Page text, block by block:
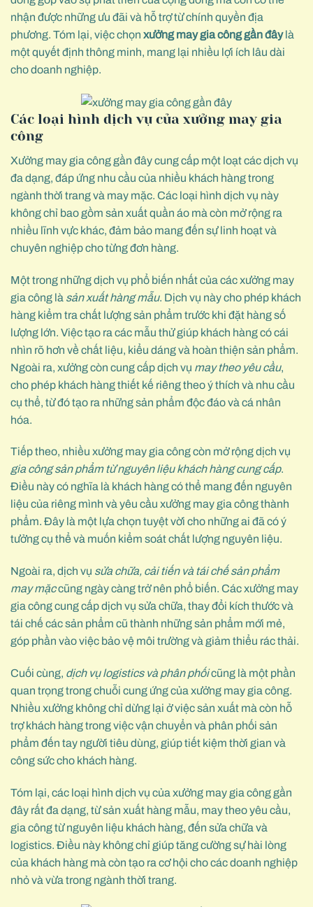
nhận được những ưu đãi và hỗ trợ từ chính quyền địa
phương. Tóm lại, việc chọn xưởng may gia công gần đâylà
một quyết định thông minh, mang lại nhiều lợi ích lâu dài
cho doanh nghiệp.
Các loại hình dịch vụ của xưởng may gia
công
Xưởng may gia công gần đây cung cấp một loạt các dịch vụ
đa dạng, đáp ứng nhu cầu của nhiều khách hàng trong
ngành thời trang và may mặc. Các loại hình dịch vụ này
không chỉ bao gồm sản xuất quần áo mà còn mở rộng ra
nhiều lĩnh vực khác, đảm bảo mang đến sự linh hoạt và
chuyên nghiệp cho từng đơn hàng.
Một trong những dịch vụ phổ biến nhất của các xưởng may
gia công là sản xuất hàng mẫu. Dịch vụ này cho phép khách
hàng kiểm tra chất lượng sản phẩm trước khi đặt hàng số
lượng lớn. Việc tạo ra các mẫu thử giúp khách hàng có cái
nhìn rõ hơn về chất liệu, kiểu dáng và hoàn thiện sản phẩm.
Ngoài ra, xưởng còn cung cấp dịch vụ may theo yêu cầu,
cho phép khách hàng thiết kế riêng theo ý thích và nhu cầu
cụ thể, từ đó tạo ra những sản phẩm độc đáo và cá nhân
hóa.
Tiếp theo, nhiều xưởng may gia công còn mở rộng dịch vụ
gia công sản phẩm từ nguyên liệu khách hàng cung cấp.
Điều này có nghĩa là khách hàng có thể mang đến nguyên
liệu của riêng mình và yêu cầu xưởng may gia công thành
phẩm. Đây là một lựa chọn tuyệt vời cho những ai đã có ý
tưởng cụ thể và muốn kiểm soát chất lượng nguyên liệu.
Ngoài ra, dịch vụ sửa chữa, cải tiến và tái chế sản phẩm
may mặccũng ngày càng trở nên phổ biến. Các xưởng may
gia công cung cấp dịch vụ sửa chữa, thay đổi kích thước và
tái chế các sản phẩm cũ thành những sản phẩm mới mẻ,
góp phần vào việc bảo vệ môi trường và giảm thiểu rác thải.
Cuối cùng, dịch vụ logistics và phân phốicũng là một phần
quan trọng trong chuỗi cung ứng của xưởng may gia công.
Nhiều xưởng không chỉ dừng lại ở việc sản xuất mà còn hỗ
trợ khách hàng trong việc vận chuyển và phân phối sản
phẩm đến tay người tiêu dùng, giúp tiết kiệm thời gian và
công sức cho khách hàng.
Tóm lại, các loại hình dịch vụ của xưởng may gia công gần
đây rất đa dạng, từ sản xuất hàng mẫu, may theo yêu cầu,
gia công từ nguyên liệu khách hàng, đến sửa chữa và
logistics. Điều này không chỉ giúp tăng cường sự hài lòng
của khách hàng mà còn tạo ra cơ hội cho các doanh nghiệp
nhỏ và vừa trong ngành thời trang.